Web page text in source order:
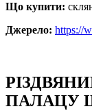
Що купити:
Джерело: https://
ПАЛАЦУ